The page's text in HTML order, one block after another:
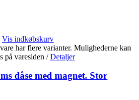
Vis indkøbskurv
har flere varianter. Mulighederne kan
på varesiden / Detaljer
dåse med magnet. Stor